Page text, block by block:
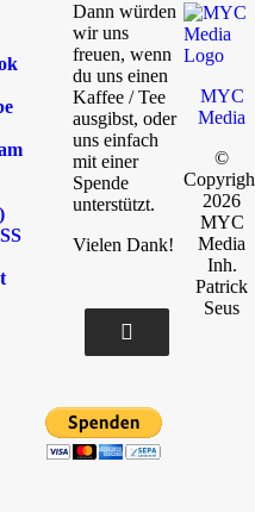
Dann würden
wir uns
freuen, wenn
du uns einen
Kaffee / Tee
ausgibst, oder
uns einfach
mit einer
Spende
unterstützt.
Vielen Dank!
MYC
Media
©
2026
MYC
Media
Inh.
Patrick
Seus